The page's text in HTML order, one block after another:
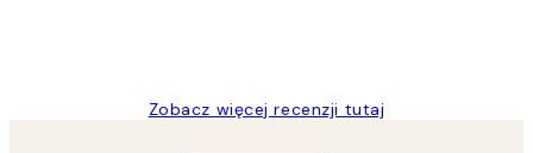
Zobacz więcej recenzji tutaj